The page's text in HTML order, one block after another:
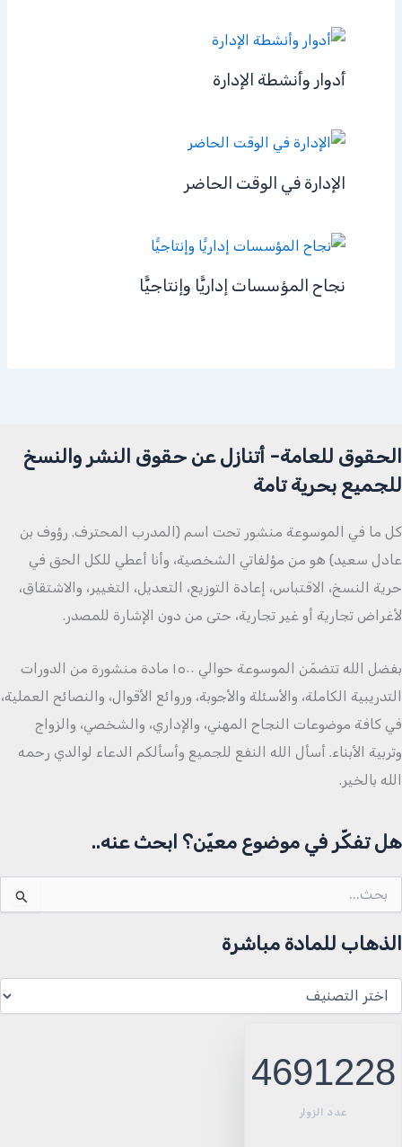
أدوار وأنشطة الإدارة
الإدارة في الوقت الحاضر
نجاح المؤسسات إداريًّا وإنتاجيًّا
الحقوق للعامة- أتنازل عن حقوق النشر والنسخ
للجميع بحرية تامة
كل ما في الموسوعة منشور تحت اسم (المدرب المحترف. رؤوف بن
عادل سعيد) هو من مؤلفاتي الشخصية، وأنا أعطي للكل الحق في
حرية النسخ، الاقتباس، إعادة التوزيع، التعديل، التغيير، والاشتقاق،
لأغراض تجارية أو غير تجارية، حتى من دون الإشارة للمصدر.
بفضل الله تتضمّن الموسوعة حوالي ١٥٠٠ مادة منشورة من الدورات
التدريبية الكاملة، والأسئلة والأجوبة، وروائع الأقوال، والنصائح العملية،
في كافة موضوعات النجاح المهني، والإداري، والشخصي، والزواج
وتربية الأبناء. أسأل الله النفع للجميع وأسألكم الدعاء لوالدي رحمه
الله بالخير.
هل تفكّر في موضوع معيّن؟ ابحث عنه..
عن:
الذهاب للمادة مباشرة
للمادة
4691228
عدد الزوار